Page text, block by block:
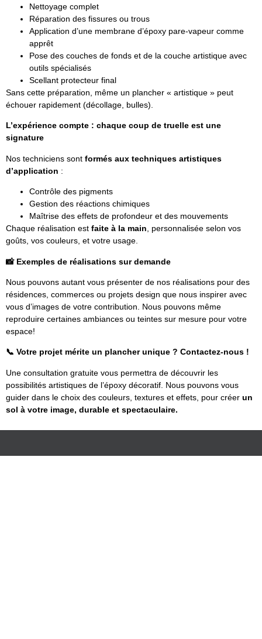
Nettoyage complet
Réparation des fissures ou trous
Application d’une membrane d’époxy pare-vapeur comme
apprêt
Pose des couches de fonds et de la couche artistique avec
outils spécialisés
Scellant protecteur final
Sans cette préparation, même un plancher « artistique » peut
échouer rapidement (décollage, bulles).
L’expérience compte : chaque coup de truelle est une
signature
Nos techniciens sont formés aux techniques artistiques
d’application :
Contrôle des pigments
Gestion des réactions chimiques
Maîtrise des effets de profondeur et des mouvements
Chaque réalisation est faite à la main, personnalisée selon vos
goûts, vos couleurs, et votre usage.
📸Exemples de réalisations sur demande
Nous pouvons autant vous présenter de nos réalisations pour des
résidences, commerces ou projets design que nous inspirer avec
vous d’images de votre contribution. Nous pouvons même
reproduire certaines ambiances ou teintes sur mesure pour votre
espace!
📞 Votre projet mérite un plancher unique ? Contactez-nous !
Une consultation gratuite vous permettra de découvrir les
possibilités artistiques de l’époxy décoratif. Nous pouvons vous
guider dans le choix des couleurs, textures et effets, pour créer un
sol à votre image, durable et spectaculaire.